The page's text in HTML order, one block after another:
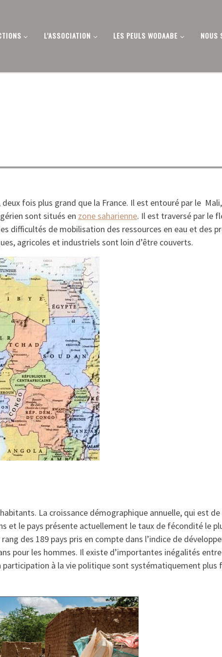
L’ASSOCIATION LES PEULS WODAABE NOUS
fois plus grand que la France. Il est entouré par le
sont situés en zone saharienne. Il est traversé par le
difficultés de mobilisation des ressources en eau et des
agricoles et industriels sont loin d’être couverts.
La croissance démographique annuelle, qui est
et le pays présente actuellement le taux de fécondité le
des 189 pays pris en compte dans l’indice de
pour les hommes. Il existe d’importantes inégalités
participation à la vie politique sont systématiquement plus